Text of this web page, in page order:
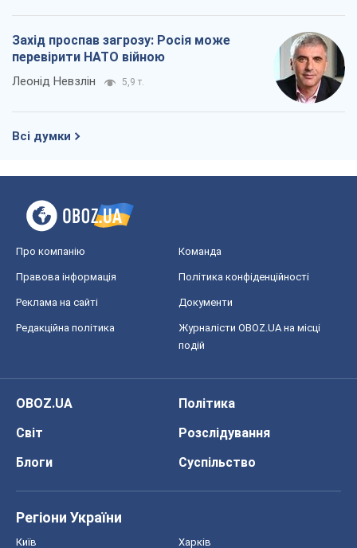
Захід проспав загрозу: Росія може
перевірити НАТО війною
Леонід Невзлін 5,9 т.
Всі думки
Про компанію Команда
Правова інформація Політика конфіденційності
Реклама на сайті Документи
Редакційна політика
Журналісти OBOZ.UA на місці
подій
OBOZ.UA
Політика
Світ
Розслідування
Блоги
Суспільство
Регіони України
Київ Харків